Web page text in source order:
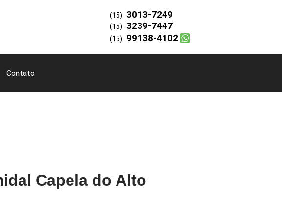
Contato
(15) 3013-7249
(15) 3239-7447
(15) 99138-4102
Capela do Alto